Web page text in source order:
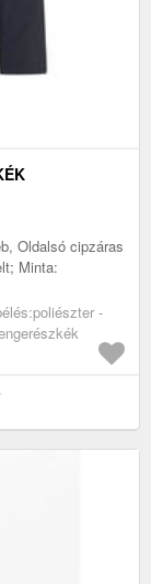
Oldalsó cipzáras
Minta:
-